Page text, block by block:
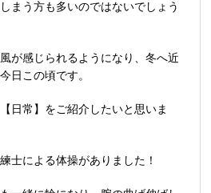
まう方も多いのではないでしょう
が感じられるようになり、冬へ近
日この頃です。
日常】をご紹介したいと思いま
士による体操がありました！